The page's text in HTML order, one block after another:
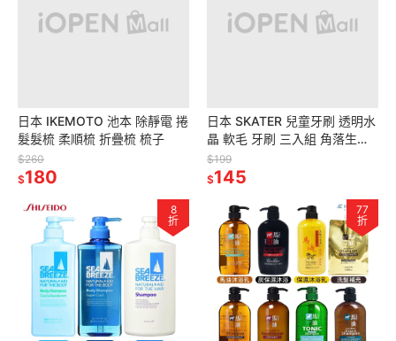
日本 IKEMOTO 池本 除靜電 捲
髮髮梳 柔順梳 折疊梳 梳子
$260
$180
日本 SKATER 兒童牙刷 透明水
晶 軟毛 牙刷 三入組 角落生物
迪士尼 KITTY 麥坤 多款任選
$199
$145
8
折
77
折